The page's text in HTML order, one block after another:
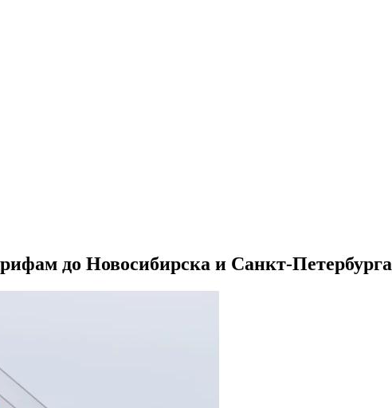
до Новосибирска и Санкт-Петербурга